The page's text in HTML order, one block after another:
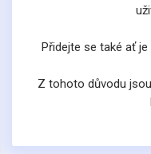
Přidejte se také ať
Z tohoto důvodu